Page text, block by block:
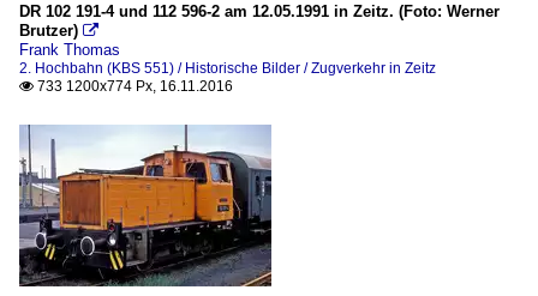
DR 102 191-4 und 112 596-2 am 12.05.1991 in Zeitz. (Foto: Werner
Brutzer) 
Frank Thomas
2. Hochbahn (KBS 551) / Historische Bilder / Zugverkehr in Zeitz
 733 1200x774 Px, 16.11.2016